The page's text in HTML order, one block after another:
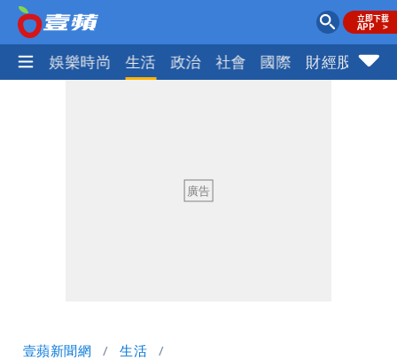
熱門 娛樂時尚 生活 政治 社會 國際 財經股市
壹蘋新聞網 生活